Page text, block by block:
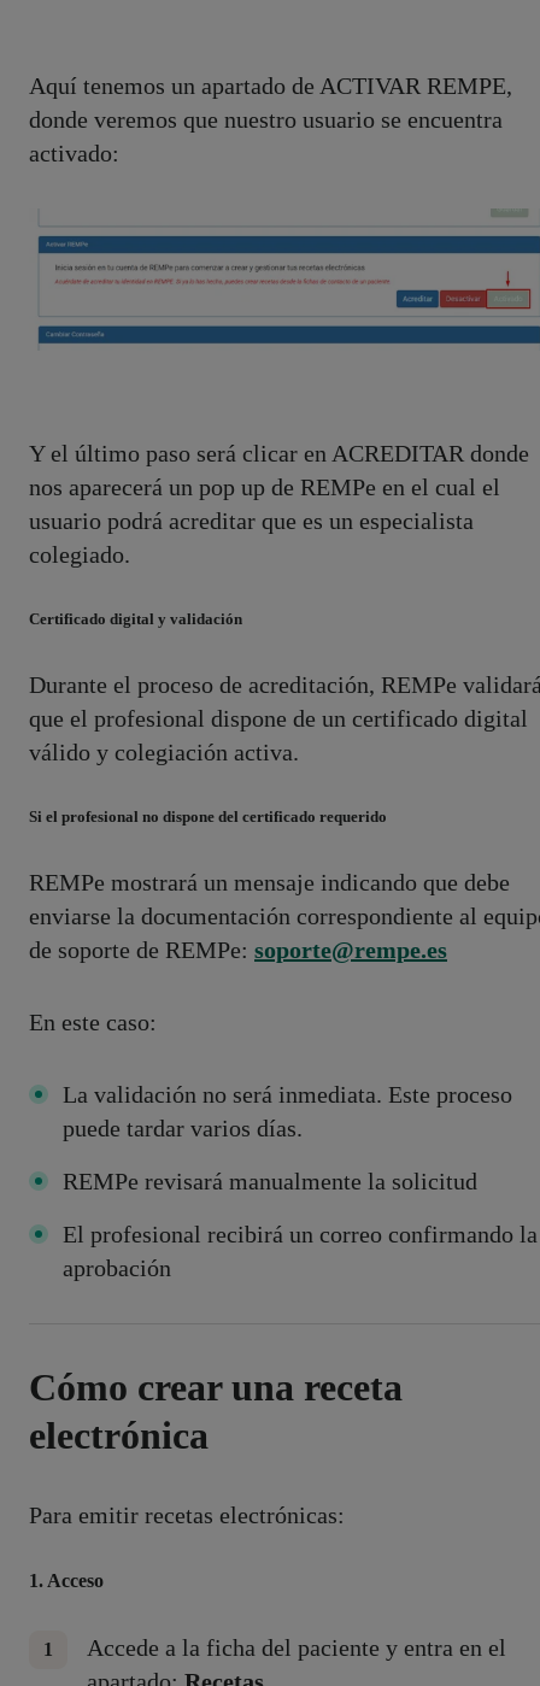
Aquí tenemos un apartado de ACTIVAR REMPE,
donde veremos que nuestro usuario se encuentra
activado:
Y el último paso será clicar en ACREDITAR donde
nos aparecerá un pop up de REMPe en el cual el
usuario podrá acreditar que es un especialista
colegiado.
Certificado digital y validación
Durante el proceso de acreditación, REMPe
que el profesional dispone de un certificado digital
válido y colegiación activa.
Si el profesional no dispone del certificado requerido
REMPe mostrará un mensaje indicando que debe
enviarse la documentación correspondiente al
de soporte de REMPe: soporte@rempe.es
En este caso:
La validación no será inmediata. Este proceso
puede tardar varios días.
REMPe revisará manualmente la solicitud
El profesional recibirá un correo confirmando la
aprobación
Cómo crear una receta
electrónica
Para emitir recetas electrónicas:
1. Acceso
Accede a la ficha del paciente y entra en el